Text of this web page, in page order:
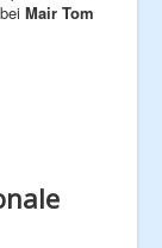
Mair Tom